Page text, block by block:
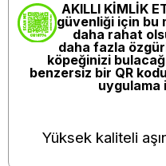
AKILLI KİMLİK
güvenliği için bu
daha rahat
daha fazla
köpeğinizi
benzersiz bir QR
uygulama
Yüksek kaliteli